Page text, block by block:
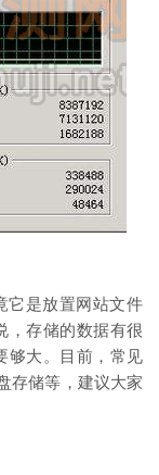
它是放置网站文件
，存储的数据有很
够大。目前，常见
存储等，建议大家